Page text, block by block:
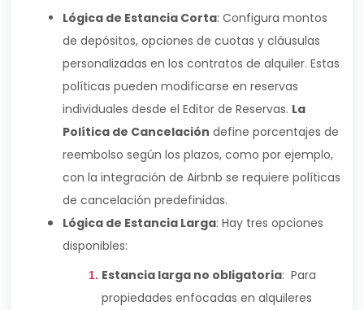
Lógica de Estancia Corta: Configura montos
de depósitos, opciones de cuotas y cláusulas
personalizadas en los contratos de alquiler. Estas
políticas pueden modificarse en reservas
individuales desde el Editor de Reservas. La
Política de Cancelación define porcentajes de
reembolso según los plazos, como por ejemplo,
con la integración de Airbnb se requiere políticas
de cancelación predefinidas.
Lógica de Estancia Larga: Hay tres opciones
disponibles:
Estancia larga no obligatoria: Para
propiedades enfocadas en alquileres